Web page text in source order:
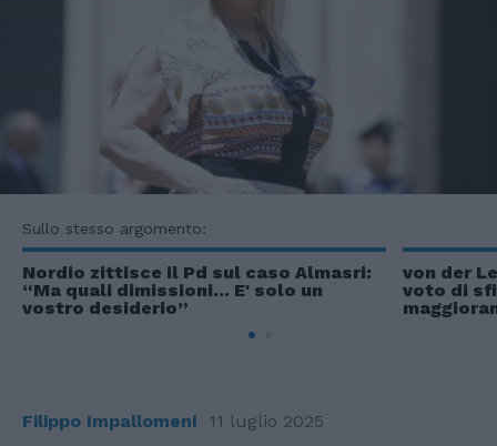
Sullo stesso argomento:
Nordio zittisce il Pd sul caso Almasri:
“Ma quali dimissioni… E' solo un
vostro desiderio”
von der
voto di
Filippo Impallomeni 11 luglio 2025